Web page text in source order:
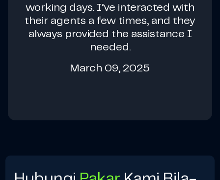
working days. I’ve interacted with
their agents a few times, and they
always provided the assistance I
needed.
March 09, 2025